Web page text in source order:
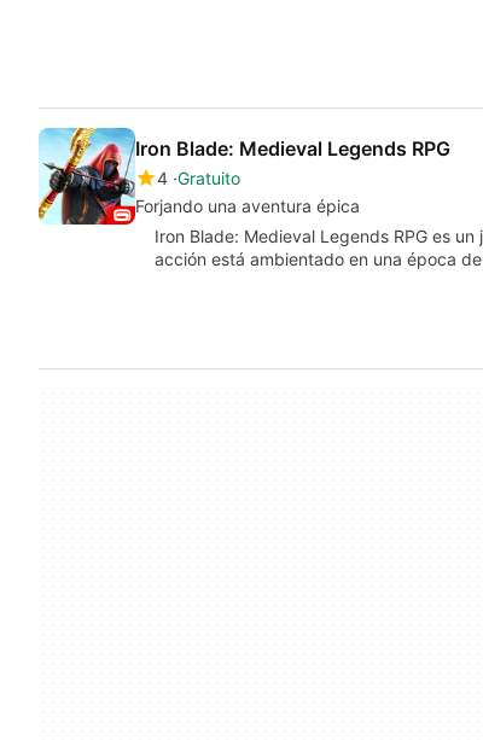
Iron Blade: Medieval Legends RPG
4 Gratuito
Forjando una aventura épica
Iron Blade: Medieval Legends RPG es
acción está ambientado en una época